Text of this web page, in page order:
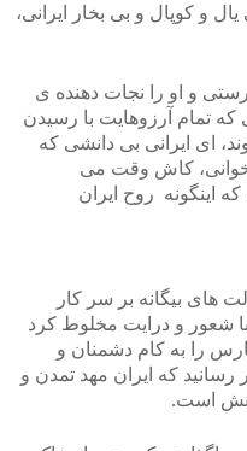
و کوپال و بی بخار ایرانی،
و او را نجات دهنده ی
که تمام آرزوهایت با رسیدن
ای ایرانی بی دانشی که
کاش وقت می
اینگونه روح ایران
های بیگانه بر سر کار
شعور و درایت مخلوط کرد
را به کام دشمنان و
رسانید که ایران مهد تمدن و
است.